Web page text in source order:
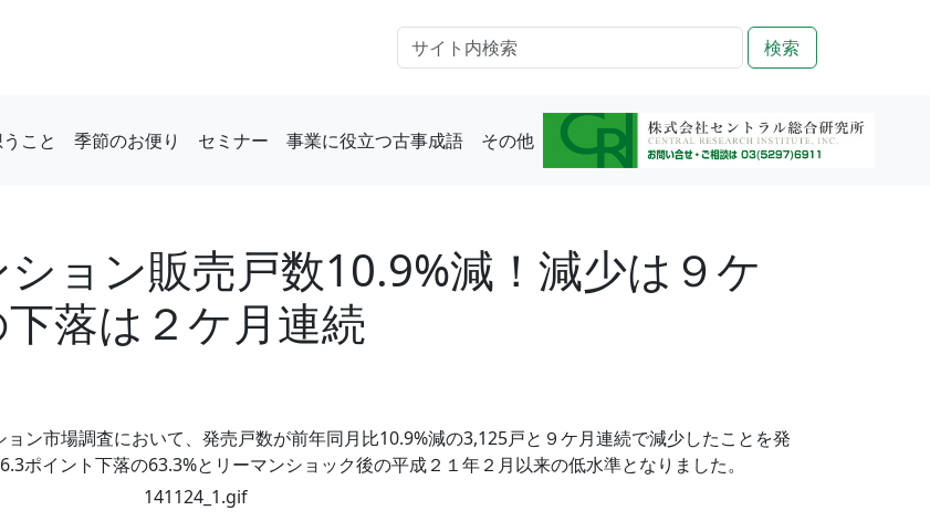
検索
こと 季節のお便り セミナー 事業に役立つ古事成語 その他
ョン販売戸数10.9%減！減少は９ケ
落は２ケ月連続
ン市場調査において、発売戸数が前年同月比10.9%減の3,125戸と９ケ月連続で減少したことを発
ポイント下落の63.3%とリーマンショック後の平成２１年２月以来の低水準となりました。